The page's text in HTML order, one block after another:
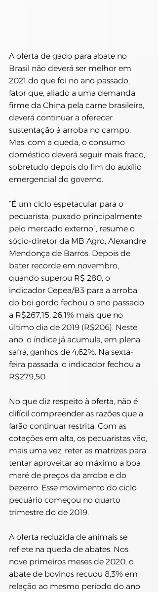
A oferta de gado para abate no
Brasil não deverá ser melhor em
2021 do que foi no ano passado,
fator que, aliado a uma demanda
firme da China pela carne brasileira,
deverá continuar a oferecer
sustentação à arroba no campo.
Mas, com a queda, o consumo
doméstico deverá seguir mais fraco,
sobretudo depois do fim do auxílio
emergencial do governo.
“É um ciclo espetacular para o
pecuarista, puxado principalmente
pelo mercado externo”, resume o
sócio-diretor da MB Agro, Alexandre
Mendonça de Barros. Depois de
bater recorde em novembro,
quando superou R$ 280, o
indicador Cepea/B3 para a arroba
do boi gordo fechou o ano passado
a R$267,15, 26,1% mais que no
último dia de 2019 (R$206). Neste
ano, o índice já acumula, em plena
safra, ganhos de 4,62%. Na sexta-
feira passada, o indicador fechou a
R$279,50.
No que diz respeito à oferta, não é
difícil compreender as razões que a
farão continuar restrita. Com as
cotações em alta, os pecuaristas vão,
mais uma vez, reter as matrizes para
tentar aproveitar ao máximo a boa
maré de preços da arroba e do
bezerro. Esse movimento do ciclo
pecuário começou no quarto
trimestre do de 2019.
A oferta reduzida de animais se
reflete na queda de abates. Nos
nove primeiros meses de 2020, o
abate de bovinos recuou 8,3% em
relação ao mesmo período do ano